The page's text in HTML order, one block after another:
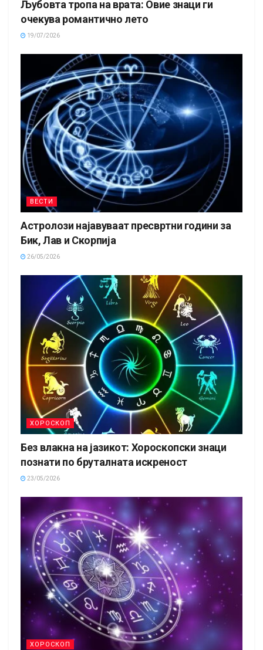
Љубовта тропа на врата: Овие знаци ги
очекува романтично лето
19/07/2026
ВЕСТИ
Астролози најавуваат пресвртни години за
Бик, Лав и Скорпија
26/05/2026
ХОРОСКОП
Без влакна на јазикот: Хороскопски знаци
познати по бруталната искреност
23/05/2026
ХОРОСКОП